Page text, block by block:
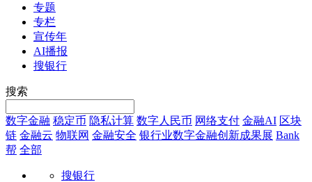
专题
专栏
宣传年
AI播报
搜银行
搜索
数字金融 稳定币 隐私计算 数字人民币 网络支付 金融AI 区块
链 金融云 物联网 金融安全 银行业数字金融创新成果展 Bank
帮 全部
搜银行